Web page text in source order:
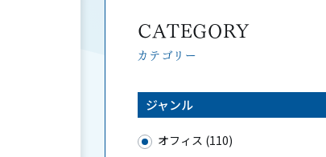
CATEGORY
カテゴリー
ジャンル
オフィス (110)